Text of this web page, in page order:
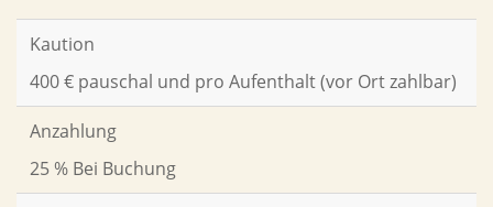
Kaution
400 € pauschal und pro Aufenthalt (vor Ort zahlbar)
Anzahlung
25 % Bei Buchung